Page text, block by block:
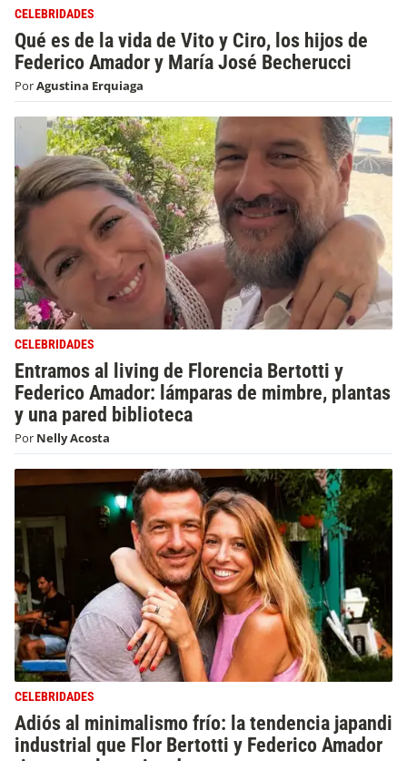
CELEBRIDADES
Qué es de la vida de Vito y Ciro, los hijos de
Federico Amador y María José Becherucci
PorAgustina Erquiaga
CELEBRIDADES
Entramos al living de Florencia Bertotti y
Federico Amador: lámparas de mimbre, plantas
y una pared biblioteca
Por Nelly Acosta
CELEBRIDADES
Adiós al minimalismo frío: la tendencia japandi
industrial que Flor Bertotti y Federico Amador